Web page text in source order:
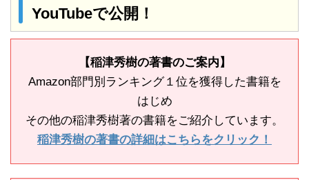
YouTubeで公開！
【稲津秀樹の著書のご案内】
Amazon部門別ランキング１位を獲得した書籍を
はじめ
その他の稲津秀樹著の書籍をご紹介しています。
稲津秀樹の著書の詳細はこちらをクリック！